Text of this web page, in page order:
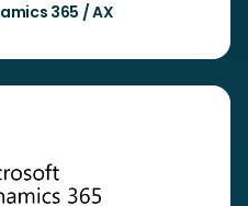
365 / AX